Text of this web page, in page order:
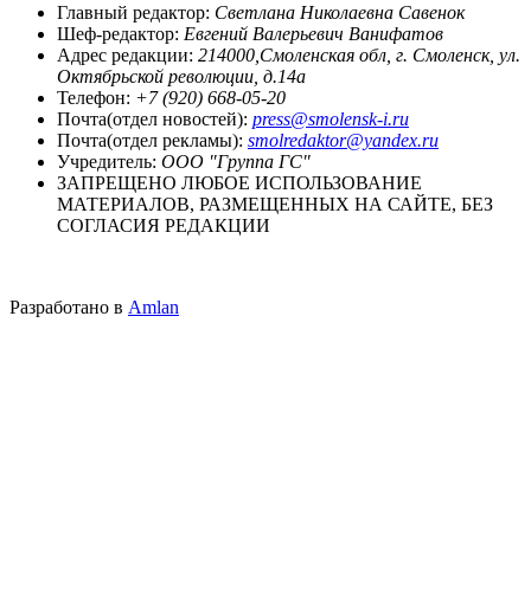
Главный редактор: Светлана Николаевна Савенок
Шеф-редактор: Евгений Валерьевич Ванифатов
Адрес редакции: 214000,Смоленская обл, г. Смоленск, ул.
Октябрьской революции, д.14а
Телефон: +7 (920) 668-05-20
Почта(отдел новостей): press@smolensk-i.ru
Почта(отдел рекламы): smolredaktor@yandex.ru
Учредитель: ООО "Группа ГС"
ЗАПРЕЩЕНО ЛЮБОЕ ИСПОЛЬЗОВАНИЕ
МАТЕРИАЛОВ, РАЗМЕЩЕННЫХ НА САЙТЕ, БЕЗ
СОГЛАСИЯ РЕДАКЦИИ
Разработано в Amlan